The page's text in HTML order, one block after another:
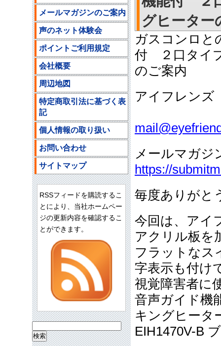
グヒーター
ガスコンロ
付 ２口タイ
のご案内
アイフレン
メールマガジ
https://
毎度ありがと
今回は、アイ
アクリル板を
フラットなス
字表示も付け
視覚障害者に
音声ガイド機
キングヒー
EIH1470V-B
メールマガジンのご案内
声のネット体験会
ポイントご利用規定
会社概要
周辺地図
特定商取引法に基づく表
記
個人情報の取り扱い
お問い合わせ
サイトマップ
RSSフィードを購読するこ
とにより、当社ホームペー
ジの更新内容を確認するこ
とができます。
索: